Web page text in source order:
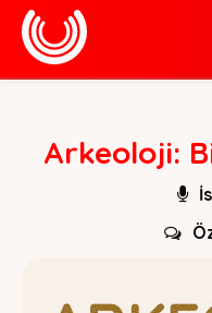
Arkeoloji: